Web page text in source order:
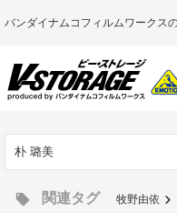
バンダイナムコフィルムワークス
朴 璐美
関連タグ 牧野由依